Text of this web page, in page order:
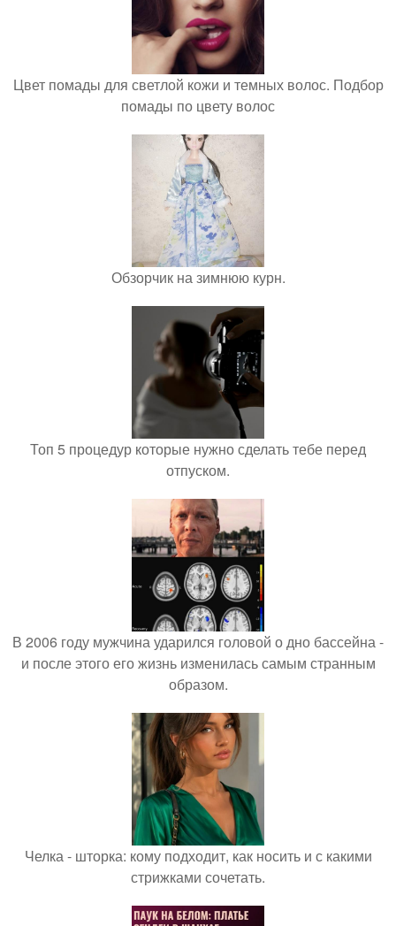
Цвет помады для светлой кожи и темных волос. Подбор
помады по цвету волос
Обзорчик на зимнюю курн.
Топ 5 процедур которые нужно сделать тебе перед
отпуском.
В 2006 году мужчина ударился головой о дно бассейна -
и после этого его жизнь изменилась самым странным
образом.
Челка - шторка: кому подходит, как носить и с какими
стрижками сочетать.